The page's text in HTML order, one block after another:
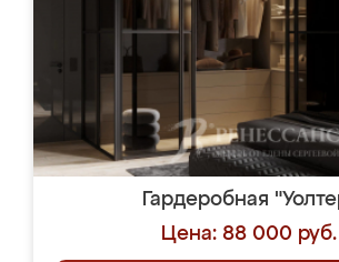
Гардеробная
Цена: 88 000 руб.